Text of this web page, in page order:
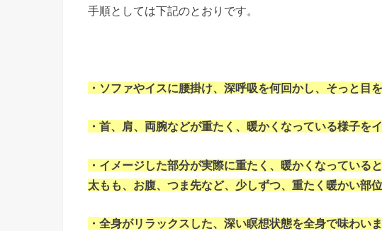
手順としては下記のとおりです。
・ソファやイスに腰掛け、深呼吸を何回かし、そっと目を
・首、肩、両腕などが重たく、暖かくなっている様子を
・イメージした部分が実際に重たく、暖かくなっている
太もも、お腹、つま先など、少しずつ、重たく暖かい部
・全身がリラックスした、深い瞑想状態を全身で味わいま